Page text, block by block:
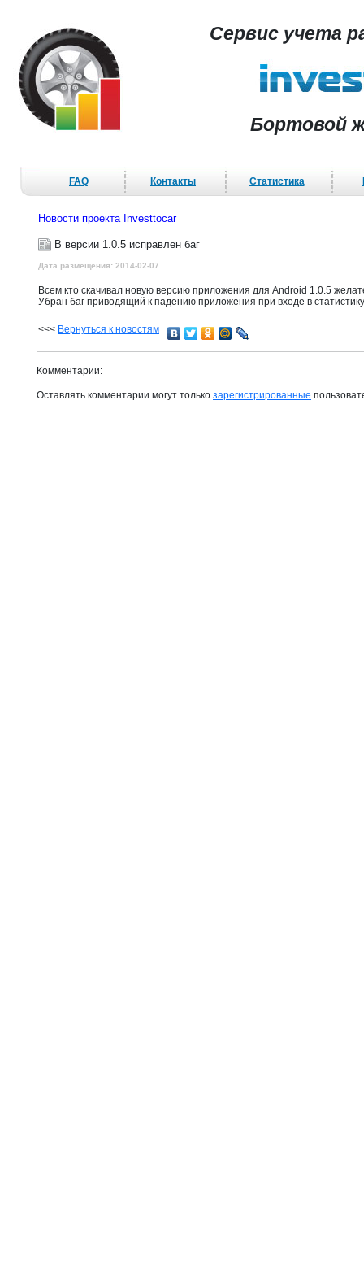
Сервис учета
Бортовой
FAQ Контакты Статистика
Новости проекта Investtocar
В версии 1.0.5 исправлен баг
Дата размещения: 2014-02-07
Всем кто скачивал новую версию приложения для Android 1.0.5
Убран баг приводящий к падению приложения при входе в
<<< Вернуться к новостям
Комментарии:
Оставлять комментарии могут только зарегистрированные